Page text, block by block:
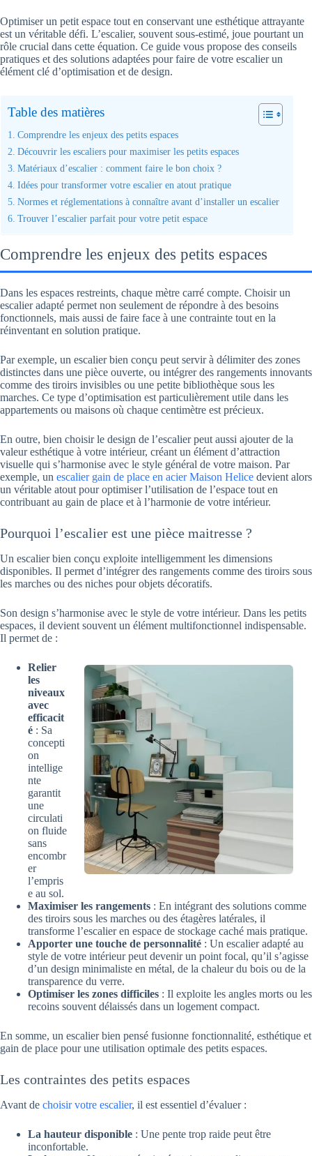
Optimiser un petit espace tout en conservant une esthétique attrayante
est un véritable défi. L’escalier, souvent sous-estimé, joue pourtant un
rôle crucial dans cette équation. Ce guide vous propose des conseils
pratiques et des solutions adaptées pour faire de votre escalier un
élément clé d’optimisation et de design.
Table des matières
Comprendre les enjeux des petits espaces
Découvrir les escaliers pour maximiser les petits espaces
Matériaux d’escalier : comment faire le bon choix ?
Idées pour transformer votre escalier en atout pratique
Normes et réglementations à connaître avant d’installer un escalier
Trouver l’escalier parfait pour votre petit espace
Comprendre les enjeux des petits espaces
Dans les espaces restreints, chaque mètre carré compte. Choisir un
escalier adapté permet non seulement de répondre à des besoins
fonctionnels, mais aussi de faire face à une contrainte tout en la
réinventant en solution pratique.
Par exemple, un escalier bien conçu peut servir à délimiter des zones
distinctes dans une pièce ouverte, ou intégrer des rangements innovants
comme des tiroirs invisibles ou une petite bibliothèque sous les
marches. Ce type d’optimisation est particulièrement utile dans les
appartements ou maisons où chaque centimètre est précieux.
En outre, bien choisir le design de l’escalier peut aussi ajouter de la
valeur esthétique à votre intérieur, créant un élément d’attraction
visuelle qui s’harmonise avec le style général de votre maison. Par
exemple, un escalier gain de place en acier Maison Helice devient alors
un véritable atout pour optimiser l’utilisation de l’espace tout en
contribuant au gain de place et à l’harmonie de votre intérieur.
Pourquoi l’escalier est une pièce maitresse ?
Un escalier bien conçu exploite intelligemment les dimensions
disponibles. Il permet d’intégrer des rangements comme des tiroirs sous
les marches ou des niches pour objets décoratifs.
Son design s’harmonise avec le style de votre intérieur. Dans les petits
espaces, il devient souvent un élément multifonctionnel indispensable.
Il permet de :
Relier
les
niveaux
avec
efficacit
é : Sa
concepti
on
intellige
nte
garantit
une
circulati
on fluide
sans
encombr
er
l’empris
e au sol.
Maximiser les rangements : En intégrant des solutions comme
des tiroirs sous les marches ou des étagères latérales, il
transforme l’escalier en espace de stockage caché mais pratique.
Apporter une touche de personnalité : Un escalier adapté au
style de votre intérieur peut devenir un point focal, qu’il s’agisse
d’un design minimaliste en métal, de la chaleur du bois ou de la
transparence du verre.
Optimiser les zones difficiles : Il exploite les angles morts ou les
recoins souvent délaissés dans un logement compact.
En somme, un escalier bien pensé fusionne fonctionnalité, esthétique et
gain de place pour une utilisation optimale des petits espaces.
Les contraintes des petits espaces
Avant de choisir votre escalier, il est essentiel d’évaluer :
La hauteur disponible : Une pente trop raide peut être
inconfortable.